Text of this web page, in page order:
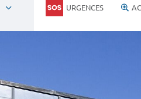
URGENCES